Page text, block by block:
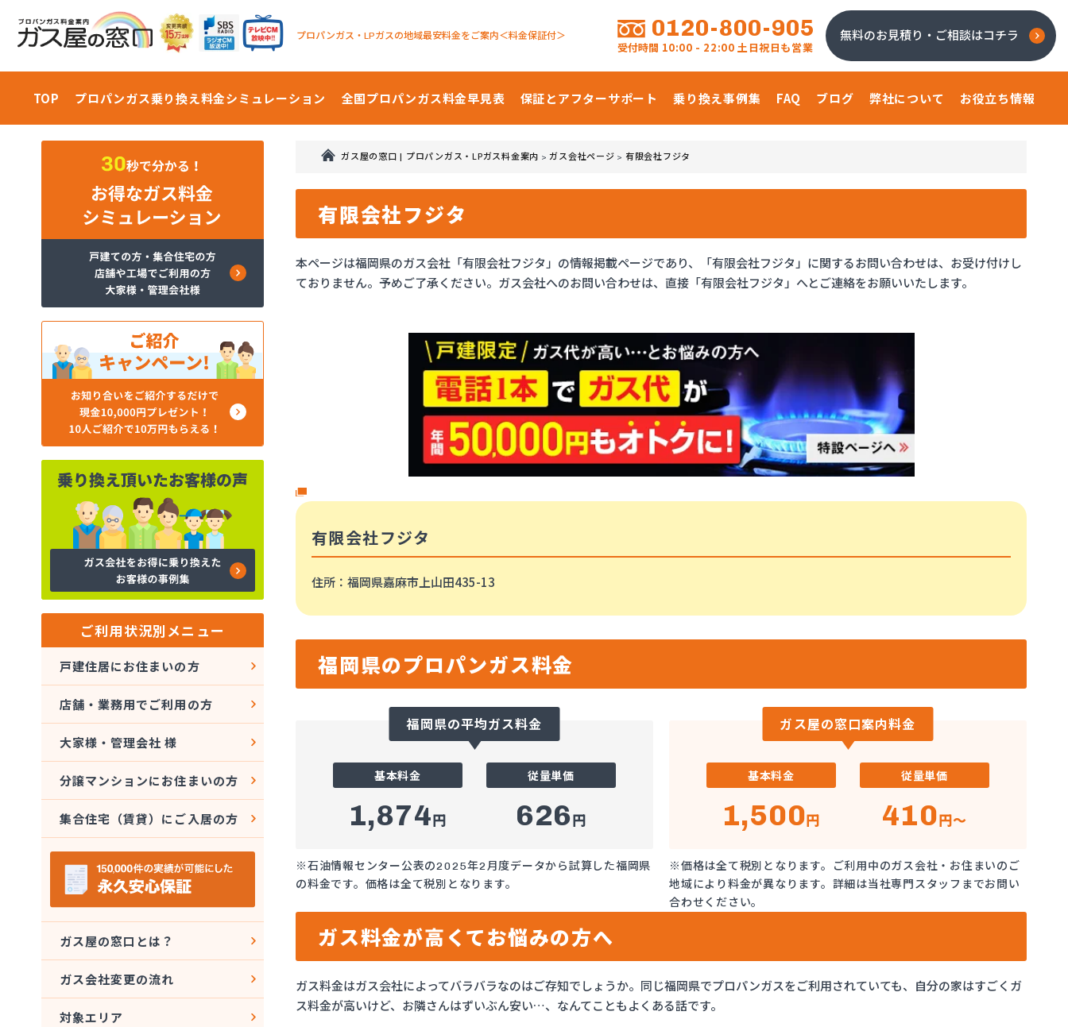
プロパンガス・LPガスの地域最安料金をご案内＜料金保証付＞ 0120-800-905
受付時間 10:00 - 22:00 土日祝日も営業
無料のお見積り・ご相談はコチラ
TOP プロパンガス乗り換え料金シミュレーション 全国プロパンガス料金早見表 保証とアフターサポート 乗り換え事例集 FAQ ブログ 弊社について お役立ち情報
ガス屋の窓口 | プロパンガス・LPガス料金案内 >ガス会社ページ > 有限会社フジタ
有限会社フジタ
本ページは福岡県のガス会社「有限会社フジタ」の情報掲載ページであり、「有限会社フジタ」に関するお問い合わせは、お受け付けし
ておりません。予めご了承ください。ガス会社へのお問い合わせは、直接「有限会社フジタ」へとご連絡をお願いいたします。
有限会社フジタ
住所 ：福岡県嘉麻市上山田435-13
福岡県のプロパンガス料金
福岡県の平均ガス料金
基本料金
1,874円
従量単価
626円
※石油情報センター公表の2025年2月度データから試算した福岡県
の料金です。価格は全て税別となります。
ガス屋の窓口案内料金
基本料金
1,500円
従量単価
410円～
※価格は全て税別となります。ご利用中のガス会社・お住まいのご
地域により料金が異なります。詳細は当社専門スタッフまでお問い
合わせください。
ガス料金が高くてお悩みの方へ
ガス料金はガス会社によってバラバラなのはご存知でしょうか。同じ福岡県でプロパンガスをご利用されていても、自分の家はすごくガ
ス料金が高いけど、お隣さんはずいぶん安い…、なんてこともよくある話です。
ご利用状況別メニュー
戸建住居にお住まいの方
店舗・業務用でご利用の方
大家様・管理会社 様
分譲マンションにお住まいの方
集合住宅（賃貸）にご入居の方
ガス屋の窓口とは？
ガス会社変更の流れ
対象エリア